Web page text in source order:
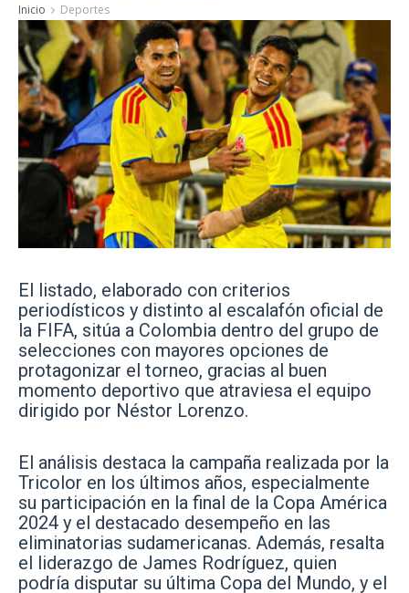
Inicio Deportes
El listado, elaborado con criterios
periodísticos y distinto al escalafón oficial de
la FIFA, sitúa a Colombia dentro del grupo de
selecciones con mayores opciones de
protagonizar el torneo, gracias al buen
momento deportivo que atraviesa el equipo
dirigido por Néstor Lorenzo.
El análisis destaca la campaña realizada por la
Tricolor en los últimos años, especialmente
su participación en la final de la Copa América
2024 y el destacado desempeño en las
eliminatorias sudamericanas. Además, resalta
el liderazgo de James Rodríguez, quien
podría disputar su última Copa del Mundo, y el